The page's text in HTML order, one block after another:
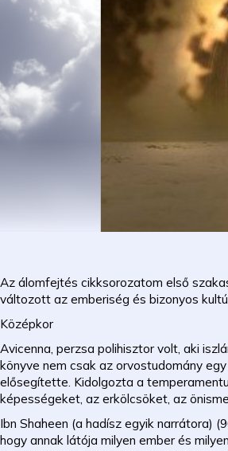
Az álomfejtés cikksorozatom első
változott az emberiség és bizonyos
Középkor
Avicenna, perzsa polihisztor volt, aki
könyve nem csak az orvostudomány
elősegítette. Kidolgozta a
képességeket, az erkölcsöket, az
Ibn Shaheen (a hadísz egyik narrátora)
hogy annak látója milyen ember és